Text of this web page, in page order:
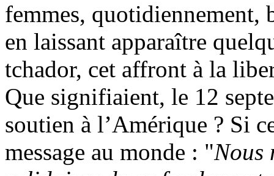
femmes, quotidiennement,
en laissant apparaître
tchador, cet affront à la
Que signifiaient, le 12
soutien à l’Amérique ? Si
message au monde : "Nous